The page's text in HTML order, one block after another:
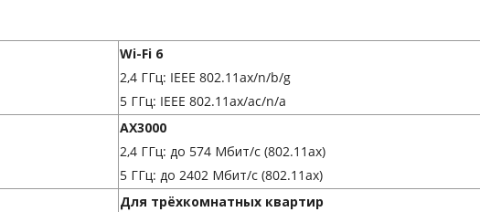
Wi-Fi 6
2,4 ГГц: IEEE 802.11ax/n/b/g
5 ГГц: IEEE 802.11ax/ac/n/a
AX3000
2,4 ГГц: до 574 Мбит/с (802.11ax)
5 ГГц: до 2402 Мбит/с (802.11ax)
Для трёхкомнатных квартир